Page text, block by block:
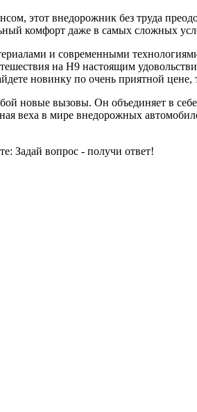
этот внедорожник без труда
комфорт даже в самых сложных
и современными
на H9 настоящим
новинку по очень приятной цене,
новые вызовы. Он объединяет в
веха в мире внедорожных
Задай вопрос - получи ответ!